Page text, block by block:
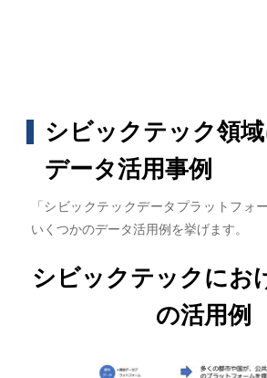
シビックテック領
データ活用事例
「シビックテックデータプラットフォ
いくつかのデータ活用例を挙げます。
シビックテックにお
の活用例